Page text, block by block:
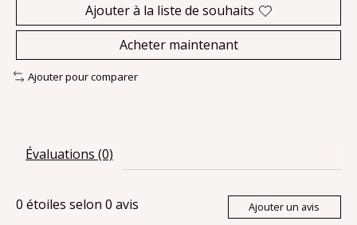
Ajouter à la liste de souhaits
Acheter maintenant
Ajouter pour comparer
Évaluations (0)
0 étoiles selon 0 avis Ajouter un avis